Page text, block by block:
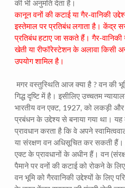
की भी अनुमति देता है।
कानून वनों की कटाई या गैर-वानिकी
इस्तेमाल पर प्रतिबंध लगाता है। केंद्र
प्रतिबंध हटाए जा सकते हैं। गैर-वानिकी
खेती या रीफॉरेस्टेशन के अलावा किसी
उपयोग शामिल है।
मगर वस्तुस्थिति आज क्या है ? वन की
गिद्ध दृष्टि में है। इसीलिए उच्चतम
भारतीय वन एक्ट, 1927, को लकड़ी
प्रबंधन के उद्देश्य से बनाया गया था।
प्रावधान करता है कि वे अपने
या संरक्षण वन अधिसूचित कर सकती हैं।
एक्ट के प्रावधानों के अधीन हैं। वन
पैमाने पर वनों की कटाई को रोकने के
वन भूमि को गैरवानिकी उद्देश्यों के लिए